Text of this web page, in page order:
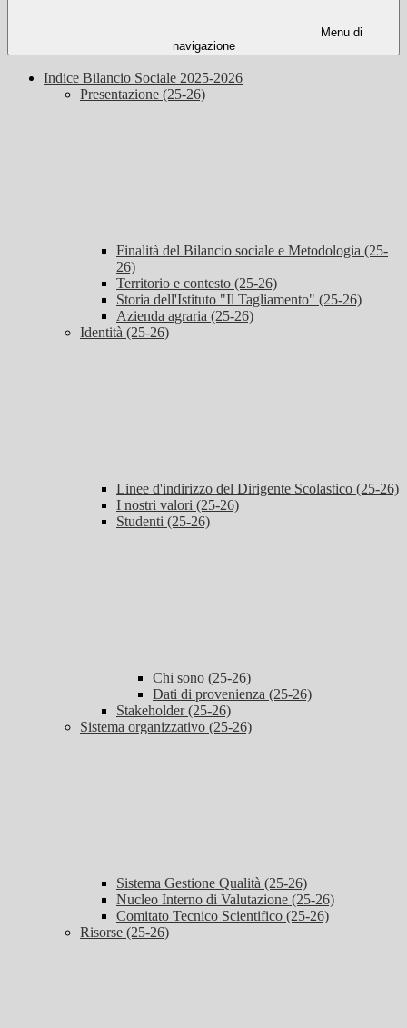
Menu di
navigazione
Indice Bilancio Sociale 2025-2026
Presentazione (25-26)
Finalità del Bilancio sociale e Metodologia (25-
26)
Territorio e contesto (25-26)
Storia dell'Istituto "Il Tagliamento" (25-26)
Azienda agraria (25-26)
Identità (25-26)
Linee d'indirizzo del Dirigente Scolastico (25-26)
I nostri valori (25-26)
Studenti (25-26)
Chi sono (25-26)
Dati di provenienza (25-26)
Stakeholder (25-26)
Sistema organizzativo (25-26)
Sistema Gestione Qualità (25-26)
Nucleo Interno di Valutazione (25-26)
Comitato Tecnico Scientifico (25-26)
Risorse (25-26)